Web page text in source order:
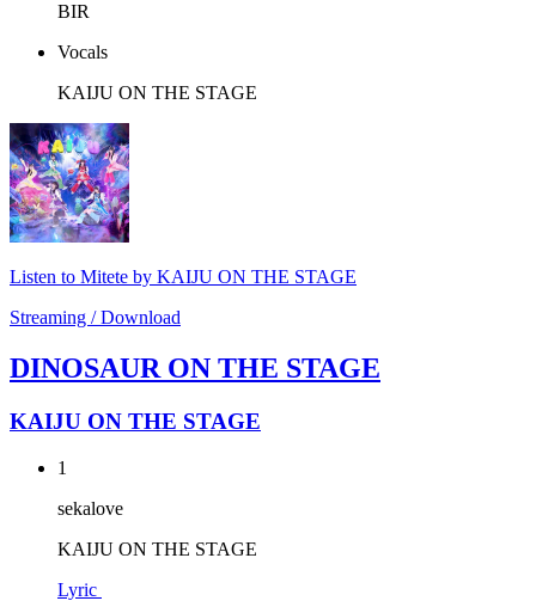
BIR
Vocals
KAIJU ON THE STAGE
Listen to Mitete by KAIJU ON THE STAGE
Streaming / Download
DINOSAUR ON THE STAGE
KAIJU ON THE STAGE
1
sekalove
KAIJU ON THE STAGE
Lyric